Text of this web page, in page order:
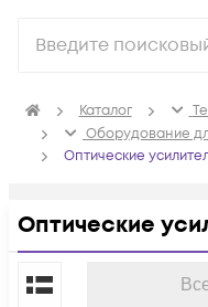
Каталог
Оборудование
Оптические
Оптические
По